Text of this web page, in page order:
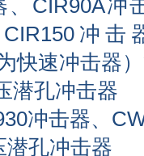
CIR90A冲
冲击
快速冲击器
潜孔冲击器
冲击器、
潜孔冲击器